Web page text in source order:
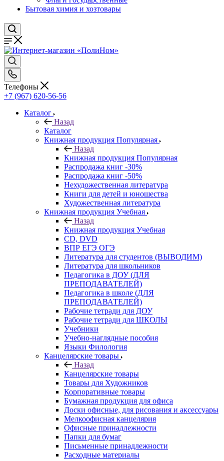
Бытовая химия и хозтовары
Телефоны
+7 (967) 620-56-56
Каталог
Назад
Каталог
Книжная продукция Популярная
Назад
Книжная продукция Популярная
Распродажа книг -30%
Распродажа книг -50%
Нехудожественная литература
Книги для детей и юношества
Художественная литература
Книжная продукция Учебная
Назад
Книжная продукция Учебная
CD, DVD
ВПР ЕГЭ ОГЭ
Литература для студентов (ВЫВОДИМ)
Литература для школьников
Педагогика в ДОУ (ДЛЯ
ПРЕПОДАВАТЕЛЕЙ)
Педагогика в школе (ДЛЯ
ПРЕПОДАВАТЕЛЕЙ)
Рабочие тетради для ДОУ
Рабочие тетради для ШКОЛЫ
Учебники
Учебно-наглядные пособия
Языки Филология
Канцелярские товары
Назад
Канцелярские товары
Товары для Художников
Корпоративные товары
Бумажная продукция для офиса
Доски офисные, для рисования и аксессуары
Мелкоофисная канцелярия
Офисные принадлежности
Папки для бумаг
Письменные принадлежности
Расходные материалы